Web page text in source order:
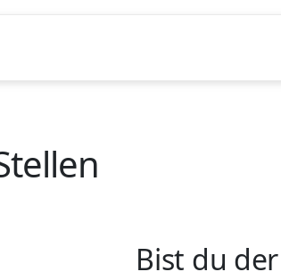
Bist du